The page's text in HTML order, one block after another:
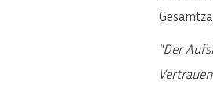
"Der